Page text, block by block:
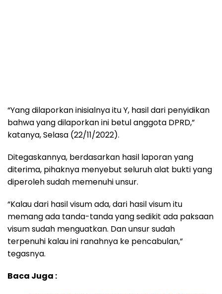
“Yang dilaporkan inisialnya itu Y, hasil dari penyidikan
bahwa yang dilaporkan ini betul anggota DPRD,”
katanya, Selasa (22/11/2022).
Ditegaskannya, berdasarkan hasil laporan yang
diterima, pihaknya menyebut seluruh alat bukti yang
diperoleh sudah memenuhi unsur.
“Kalau dari hasil visum ada, dari hasil visum itu
memang ada tanda-tanda yang sedikit ada paksaan
visum sudah menguatkan. Dan unsur sudah
terpenuhi kalau ini ranahnya ke pencabulan,”
tegasnya.
Baca Juga :